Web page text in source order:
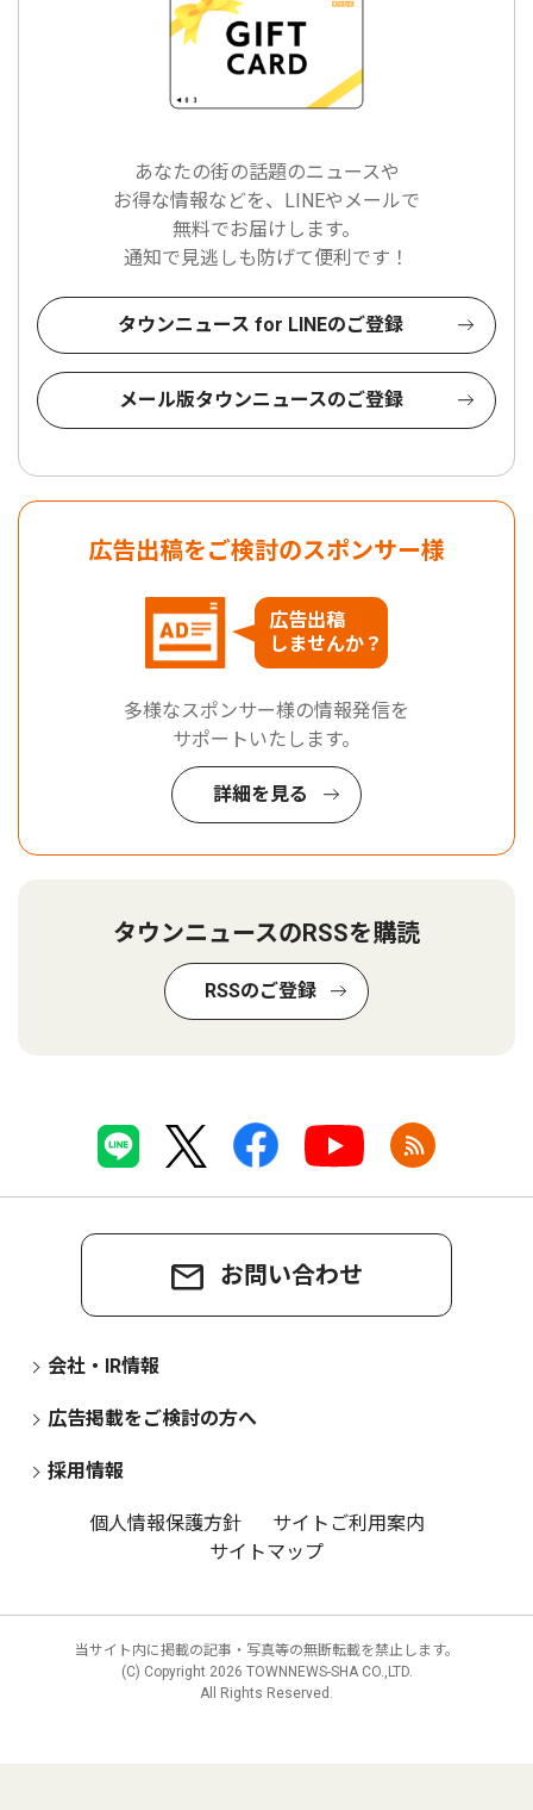
あなたの街の話題のニュースや
お得な情報などを、LINEやメールで
無料でお届けします。
通知で見逃しも防げて便利です！
タウンニュース for LINEのご登録
メール版タウンニュースのご登録
広告出稿をご検討のスポンサー様
広告出稿
しませんか？
多様なスポンサー様の情報発信を
サポートいたします。
詳細を見る
タウンニュースのRSSを購読
RSSのご登録
お問い合わせ
会社・IR情報
広告掲載をご検討の方へ
採用情報
個人情報保護方針
サイトご利用案内
サイトマップ
当サイト内に掲載の記事・写真等の無断転載を禁止します。
(C) Copyright 2026 TOWNNEWS-SHA CO.,LTD.
All Rights Reserved.